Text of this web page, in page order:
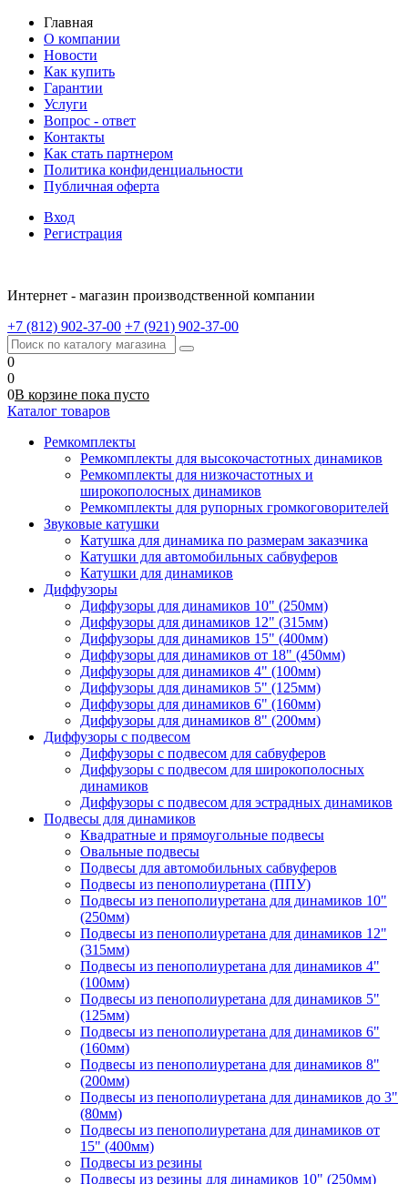
Главная
О компании
Новости
Как купить
Гарантии
Услуги
Вопрос - ответ
Контакты
Как стать партнером
Политика конфиденциальности
Публичная оферта
Вход
Регистрация
Интернет - магазин производственной компании
+7 (812) 902-37-00 +7 (921) 902-37-00
0
0
0В корзине пока пусто
Каталог товаров
Ремкомплекты
Ремкомплекты для высокочастотных динамиков
Ремкомплекты для низкочастотных и
широкополосных динамиков
Ремкомплекты для рупорных громкоговорителей
Звуковые катушки
Катушка для динамика по размерам заказчика
Катушки для автомобильных сабвуферов
Катушки для динамиков
Диффузоры
Диффузоры для динамиков 10" (250мм)
Диффузоры для динамиков 12" (315мм)
Диффузоры для динамиков 15" (400мм)
Диффузоры для динамиков от 18" (450мм)
Диффузоры для динамиков 4" (100мм)
Диффузоры для динамиков 5" (125мм)
Диффузоры для динамиков 6" (160мм)
Диффузоры для динамиков 8" (200мм)
Диффузоры с подвесом
Диффузоры с подвесом для сабвуферов
Диффузоры с подвесом для широкополосных
динамиков
Диффузоры с подвесом для эстрадных динамиков
Подвесы для динамиков
Квадратные и прямоугольные подвесы
Овальные подвесы
Подвесы для автомобильных сабвуферов
Подвесы из пенополиуретана (ППУ)
Подвесы из пенополиуретана для динамиков 10"
(250мм)
Подвесы из пенополиуретана для динамиков 12"
(315мм)
Подвесы из пенополиуретана для динамиков 4"
(100мм)
Подвесы из пенополиуретана для динамиков 5"
(125мм)
Подвесы из пенополиуретана для динамиков 6"
(160мм)
Подвесы из пенополиуретана для динамиков 8"
(200мм)
Подвесы из пенополиуретана для динамиков до 3"
(80мм)
Подвесы из пенополиуретана для динамиков от
15" (400мм)
Подвесы из резины
Подвесы из резины для динамиков 10" (250мм)